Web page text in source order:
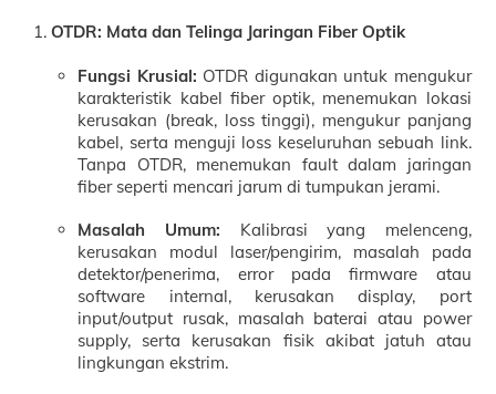
OTDR: Mata dan Telinga Jaringan Fiber Optik
Fungsi Krusial: OTDR digunakan untuk mengukur
karakteristik kabel fiber optik, menemukan lokasi
kerusakan (break, loss tinggi), mengukur panjang
kabel, serta menguji loss keseluruhan sebuah link.
Tanpa OTDR, menemukan fault dalam jaringan
fiber seperti mencari jarum di tumpukan jerami.
Masalah Umum: Kalibrasi yang melenceng,
kerusakan modul laser/pengirim, masalah pada
detektor/penerima, error pada firmware atau
software internal, kerusakan display, port
input/output rusak, masalah baterai atau power
supply, serta kerusakan fisik akibat jatuh atau
lingkungan ekstrim.